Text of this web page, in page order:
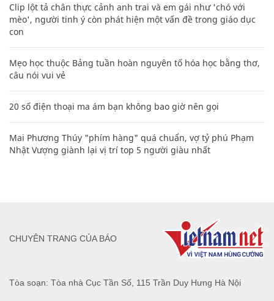
Clip lột tả chân thực cảnh anh trai và em gái như 'chó với
mèo', người tinh ý còn phát hiện một vấn đề trong giáo dục
con
Mẹo học thuộc Bảng tuần hoàn nguyên tố hóa học bằng thơ,
câu nói vui vẻ
20 số điện thoại ma ám bạn không bao giờ nên gọi
Mai Phương Thúy "phím hàng" quá chuẩn, vợ tỷ phú Phạm
Nhật Vượng giành lại vị trí top 5 người giàu nhất
Tòa soạn: Tòa nhà Cục Tần Số, 115 Trần Duy Hưng Hà Nội
CHUYÊN TRANG CỦA BÁO